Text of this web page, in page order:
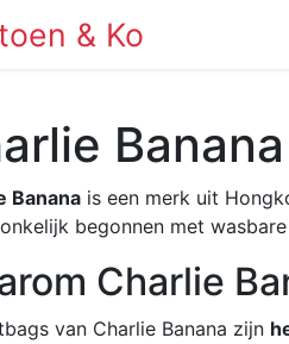
Banana is een merk uit
begonnen met
Charlie
van Charlie Banana zijn